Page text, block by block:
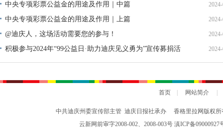
中央专项彩票公益金的用途及作用｜中篇
中央专项彩票公益金的用途及作用｜上篇
@迪庆人，这场活动需要您的参与！
积极参与2024年“99公益日·助力迪庆见义勇为”宣传募捐活
动倡议书